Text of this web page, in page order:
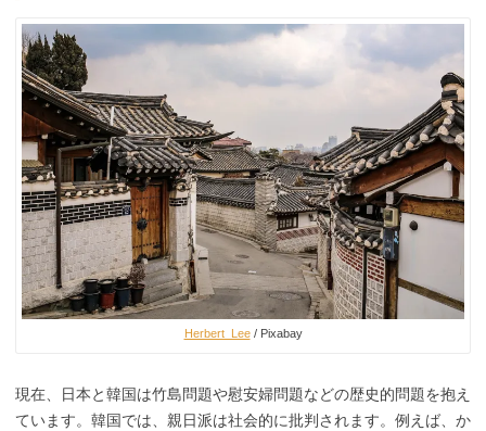
Herbert_Lee/ Pixabay
現在、日本と韓国は竹島問題や慰安婦問題などの歴史的問題を抱え
ています。韓国では、親日派は社会的に批判されます。例えば、か